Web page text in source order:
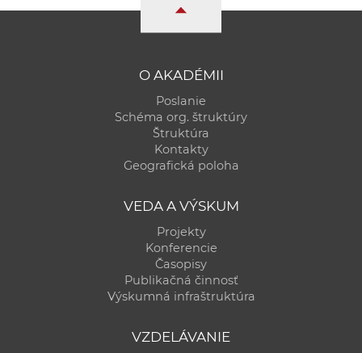
O AKADÉMII
Poslanie
Schéma org. štruktúry
Štruktúra
Kontakty
Geografická poloha
VEDA A VÝSKUM
Projekty
Konferencie
Časopisy
Publikačná činnosť
Výskumná infraštruktúra
VZDELÁVANIE